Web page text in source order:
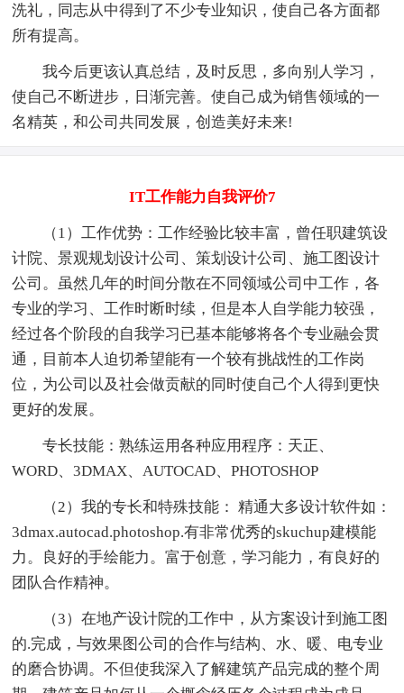
洗礼，同志从中得到了不少专业知识，使自己各方面都
所有提高。
我今后更该认真总结，及时反思，多向别人学习，
使自己不断进步，日渐完善。使自己成为销售领域的一
名精英，和公司共同发展，创造美好未来!
IT工作能力自我评价7
（1）工作优势：工作经验比较丰富，曾任职建筑设
计院、景观规划设计公司、策划设计公司、施工图设计
公司。虽然几年的时间分散在不同领域公司中工作，各
专业的学习、工作时断时续，但是本人自学能力较强，
经过各个阶段的自我学习已基本能够将各个专业融会贯
通，目前本人迫切希望能有一个较有挑战性的工作岗
位，为公司以及社会做贡献的同时使自己个人得到更快
更好的发展。
专长技能：熟练运用各种应用程序：天正、
WORD、3DMAX、AUTOCAD、PHOTOSHOP
（2）我的专长和特殊技能： 精通大多设计软件如：
3dmax.autocad.photoshop.有非常优秀的skuchup建模能
力。良好的手绘能力。富于创意，学习能力，有良好的
团队合作精神。
（3）在地产设计院的工作中，从方案设计到施工图
的.完成，与效果图公司的合作与结构、水、暖、电专业
的磨合协调。不但使我深入了解建筑产品完成的整个周